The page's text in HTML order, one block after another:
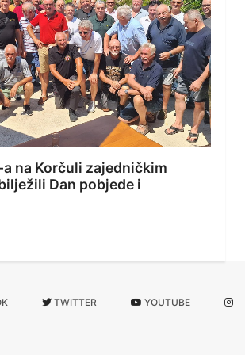
na Korčuli zajedničkim
Dan pobjede i
TWITTER YOUTUBE